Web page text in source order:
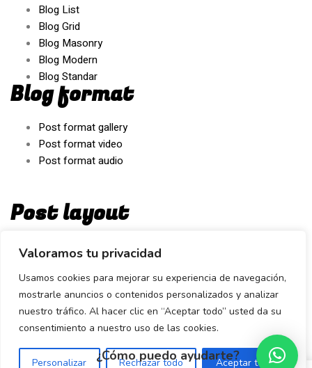
Valoramos tu privacidad
Usamos cookies para mejorar su experiencia de navegación,
mostrarle anuncios o contenidos personalizados y analizar
nuestro tráfico. Al hacer clic en “Aceptar todo” usted da su
consentimiento a nuestro uso de las cookies.
Personalizar Rechazar todo Aceptar todo
Blog List
Blog Grid
Blog Masonry
Blog Modern
Blog Standar
Blog format
Post format gallery
Post format video
Post format audio
Post layout
Prallax Image
Simple Title
Sticky Title
¿Cómo puedo ayudarte?